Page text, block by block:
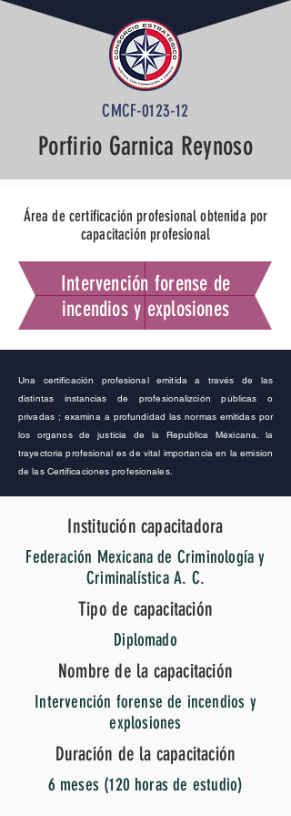
CMCF-0123-12
Porfirio Garnica Reynoso
Área de certificación profesional obtenida por
capacitación profesional
Intervención forense de
incendios y explosiones
Una certificación profesional emitida a través de las
distintas instancias de profesionalizción públicas o
privadas ; examina a profundidad las normas emitidas por
los organos de justicia de la Republica Méxicana. la
trayectoria profesional es de vital importancia en la emision
de las Certificaciones profesionales.
Institución capacitadora
Federación Mexicana de Criminología y
Criminalística A. C.
Tipo de capacitación
Diplomado
Nombre de la capacitación
Intervención forense de incendios y
explosiones
Duración de la capacitación
6 meses (120 horas de estudio)